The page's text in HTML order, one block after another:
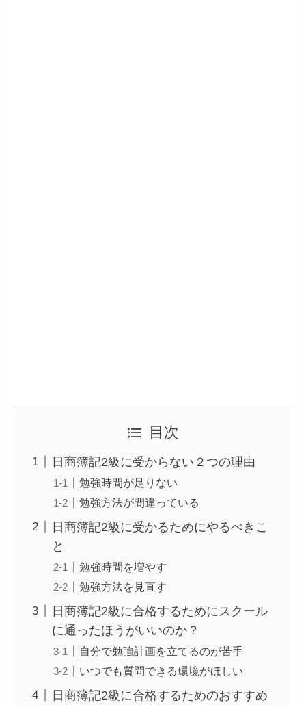
目次
日商簿記2級に受からない２つの理由
勉強時間が足りない
勉強方法が間違っている
日商簿記2級に受かるためにやるべきこ
と
勉強時間を増やす
勉強方法を見直す
日商簿記2級に合格するためにスクール
に通ったほうがいいのか？
自分で勉強計画を立てるのが苦手
いつでも質問できる環境がほしい
日商簿記2級に合格するためのおすすめ